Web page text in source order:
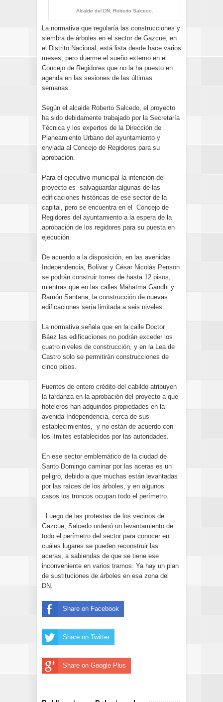
Alcalde del DN, Roberto Salcedo.
La normativa que regularía las construcciones y
siembra de árboles en el sector de Gazcue, en
el Distrito Nacional, está lista desde hace varios
meses, pero duerme el sueño externo en el
Concejo de Regidores que no la ha puesto en
agenda en las sesiones de las últimas
semanas.
Según el alcalde Roberto Salcedo, el proyecto
ha sido debidamente trabajado por la Secretaría
Técnica y los expertos de la Dirección de
Planeamiento Urbano del ayuntamiento y
enviada al Concejo de Regidores para su
aprobación.
Para el ejecutivo municipal la intención del
proyecto es salvaguardar algunas de las
edificaciones históricas de ese sector de la
capital, pero se encuentra en el Concejo de
Regidores del ayuntamiento a la espera de la
aprobación de los regidores para su puesta en
ejecución.
De acuerdo a la disposición, en las avenidas
Independencia, Bolívar y César Nicolás Penson
se podrán construir torres de hasta 12 pisos,
mientras que en las calles Mahatma Gandhi y
Ramón Santana, la construcción de nuevas
edificaciones sería limitada a seis niveles.
La normativa señala que en la calle Doctor
Báez las edificaciones no podrán exceder los
cuatro niveles de construcción, y en la Lea de
Castro solo se permitirán construcciones de
cinco pisos.
Fuentes de entero crédito del cabildo atribuyen
la tardanza en la aprobación del proyecto a que
hoteleros han adquiridos propiedades en la
avenida Independencia, cerca de sus
establecimientos, y no están de acuerdo con
los límites establecidos por las autoridades.
En ese sector emblemático de la ciudad de
Santo Domingo caminar por las aceras es un
peligro, debido a que muchas están levantadas
por las raíces de los árboles, y en algunos
casos los troncos ocupan todo el perímetro.
Luego de las protestas de los vecinos de
Gazcue, Salcedo ordenó un levantamiento de
todo el perímetro del sector para conocer en
cuáles lugares se pueden reconstruir las
aceras, a sabiendas de que se tiene ese
inconveniente en varios tramos. Ya hay un plan
de sustituciones de árboles en esa zona del
DN.
Share on Facebook
Share on Twitter
Share on Google Plus